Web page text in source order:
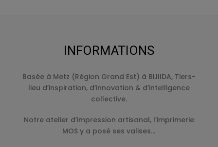
INFORMATIONS
Basée à Metz (Région Grand Est) à BLIIIDA, Tiers-
lieu d’inspiration, d’innovation & d’intelligence
collective.
Notre atelier d’impression artisanal, l’imprimerie
MOS y a posé ses valises…